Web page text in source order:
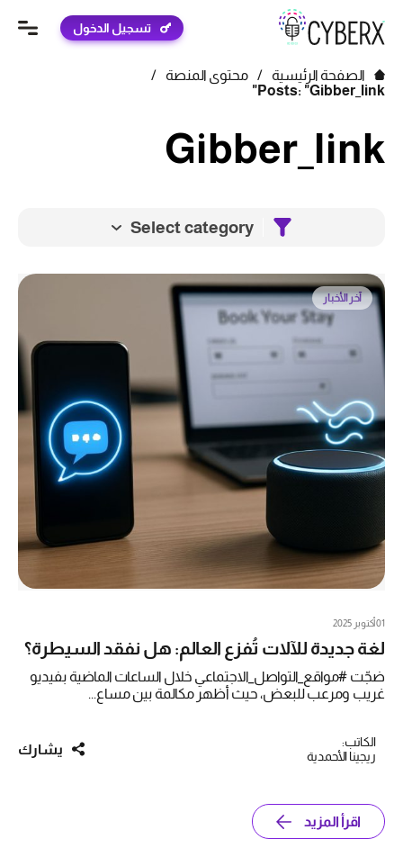
تسجيل الدخول
الصفحة الرئيسية / محتوى المنصة
/
Posts: "Gibber_link"
Gibber_link
Select category
آخر الأخبار
01 أكتوبر 2025
لغة جديدة للآلات تُفزع العالم: هل نفقد السيطرة؟
ضجّت #مواقع_التواصل_الاجتماعي خلال الساعات الماضية بفيديو
غريب ومرعب للبعض، حيث أظهر مكالمة بين مساع...
الكاتب:
ريجينا الأحمدية
يشارك
اقرأ المزيد